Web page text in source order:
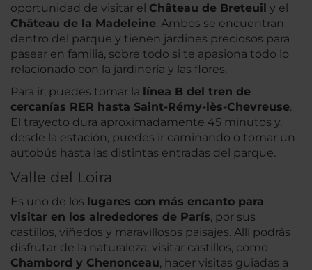
oportunidad de visitar el Château de Breteuil y el
Château de la Madeleine. Ambos se encuentran
dentro del parque y tienen jardines preciosos para
pasear en familia, sobre todo si te apasiona todo lo
relacionado con la jardinería y las flores.
Para ir, puedes tomar la línea B del tren de
cercanías RER hasta Saint-Rémy-lès-Chevreuse.
El trayecto dura aproximadamente 45 minutos y,
desde la estación, puedes ir caminando o tomar un
autobús hasta las distintas entradas del parque.
Valle del Loira
Es uno de los lugares con más encanto para
visitar en los alrededores de París, por sus
castillos, viñedos y maravillosos paisajes. Allí podrás
disfrutar de la naturaleza, visitar castillos, como
Chambord y Chenonceau, hacer visitas guiadas a